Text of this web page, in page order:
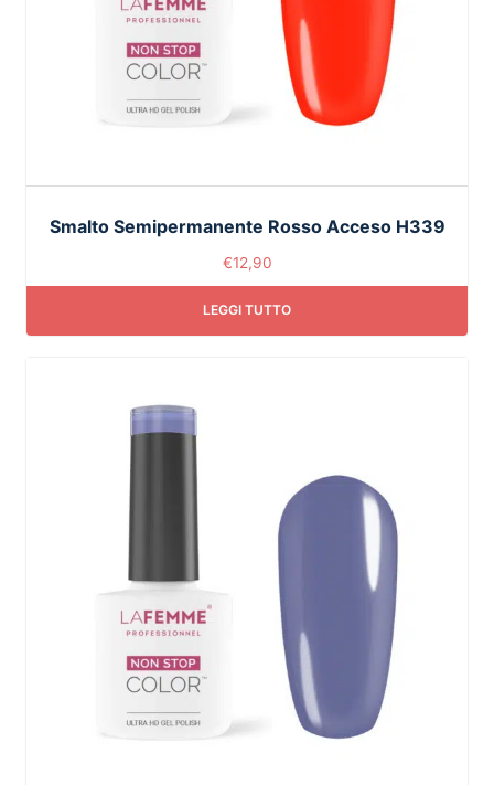
Smalto Semipermanente Rosso Acceso H339
€12,90
LEGGI TUTTO